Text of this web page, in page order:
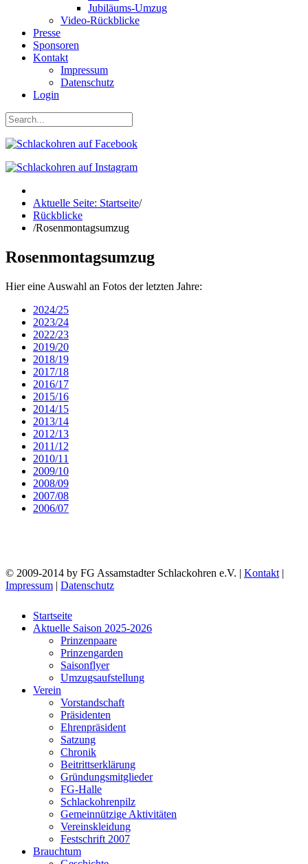
Jubiläums-Umzug
Video-Rückblicke
Presse
Sponsoren
Kontakt
Impressum
Datenschutz
Login
Aktuelle Seite: Startseite/
Rückblicke
/Rosenmontagsumzug
Rosenmontagsumzug
Hier eine Auswahl an Fotos der letzten Jahre:
2024/25
2023/24
2022/23
2019/20
2018/19
2017/18
2016/17
2015/16
2014/15
2013/14
2012/13
2011/12
2010/11
2009/10
2008/09
2007/08
2006/07
© 2009-2014 by FG Assamstadter Schlackohren e.V. | Kontakt |
Impressum | Datenschutz
Startseite
Aktuelle Saison 2025-2026
Prinzenpaare
Prinzengarden
Saisonflyer
Umzugsaufstellung
Verein
Vorstandschaft
Präsidenten
Ehrenpräsident
Satzung
Chronik
Beitrittserklärung
Gründungsmitglieder
FG-Halle
Schlackohrenpilz
Gemeinnützige Aktivitäten
Vereinskleidung
Festschrift 2007
Brauchtum